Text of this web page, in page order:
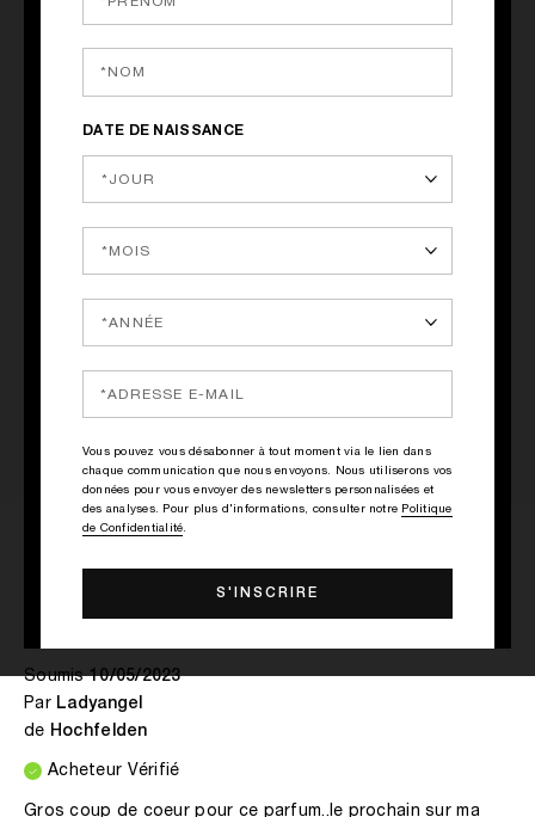
Manifique
Est-ce que cet avis est utile?
SIGNALER CET AVIS
Soumis10/05/2023
Par Ladyangel
de Hochfelden
Acheteur Vérifié
Gros coup de coeur pour ce parfum..le prochain sur ma
DATE DE NAISSANCE
Vous pouvez vous désabonner à tout moment via le lien dans
chaque communication que nous envoyons. Nous utiliserons vos
données pour vous envoyer des newsletters personnalisées et
des analyses. Pour plus d'informations, consulter notre Politique
de Confidentialité.